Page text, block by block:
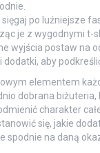
sięgaj po luźniejsze
je z wygodnymi t-
wyjścia postaw na
dodatki, aby
elementem
dobrana
charakter
się, jakie
spodnie na daną